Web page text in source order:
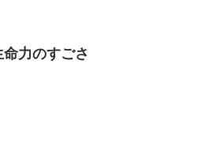
力のすごさ